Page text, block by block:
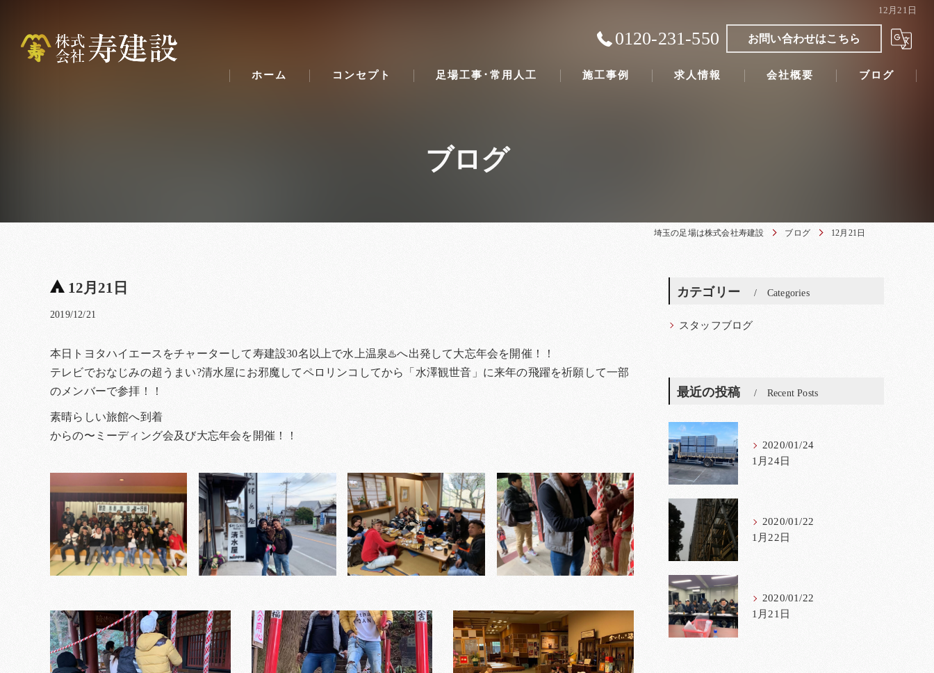
12月21日
0120-231-550 お問い合わせはこちら
ホーム コンセプト 足場工事･常用人工 施工事例 求人情報 会社概要 ブログ
ブログ
埼玉の足場は株式会社寿建設 ブログ 12月21日
12月21日
2019/12/21
本日トヨタハイエースをチャーターして寿建設30名以上で水上温泉♨️へ出発して大忘年会を開催！！
テレビでおなじみの超うまい?清水屋にお邪魔してペロリンコしてから「水澤観世音」に来年の飛躍を祈願して一部
のメンバーで参拝！！
素晴らしい旅館へ到着
からの〜ミーディング会及び大忘年会を開催！！
カテゴリー Categories
スタッフブログ
最近の投稿 Recent Posts
2020/01/24
1月24日
2020/01/22
1月22日
2020/01/22
1月21日